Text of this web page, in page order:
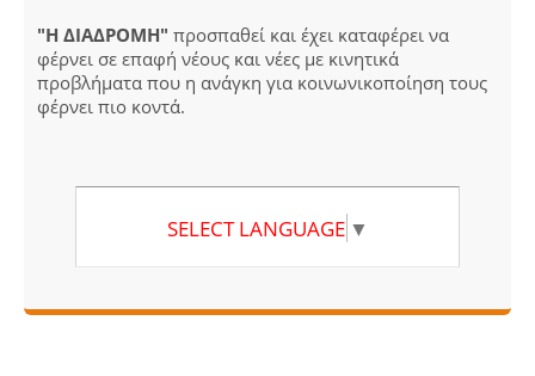
"Η ΔΙΑΔΡΟΜΗ" προσπαθεί και έχει καταφέρει να
φέρνει σε επαφή νέους και νέες με κινητικά
προβλήματα που η ανάγκη για κοινωνικοποίηση τους
φέρνει πιο κοντά.
SELECT LANGUAGE ▼